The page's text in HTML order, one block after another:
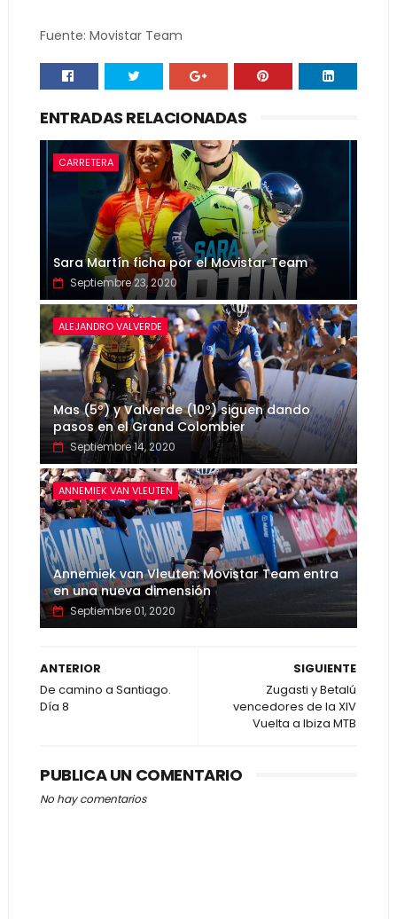
Fuente: Movistar Team
ENTRADAS RELACIONADAS
CARRETERA
Sara Martín ficha por el Movistar Team
Septiembre 23, 2020
ALEJANDRO VALVERDE
Mas (5º) y Valverde (10º) siguen dando
pasos en el Grand Colombier
Septiembre 14, 2020
ANNEMIEK VAN VLEUTEN
Annemiek van Vleuten: Movistar Team entra
en una nueva dimensión
Septiembre 01, 2020
SIGUIENTE
Zugasti y Betalú
vencedores de la XIV
Vuelta a Ibiza MTB
ANTERIOR
De camino a Santiago.
Día 8
PUBLICA UN COMENTARIO
No hay comentarios